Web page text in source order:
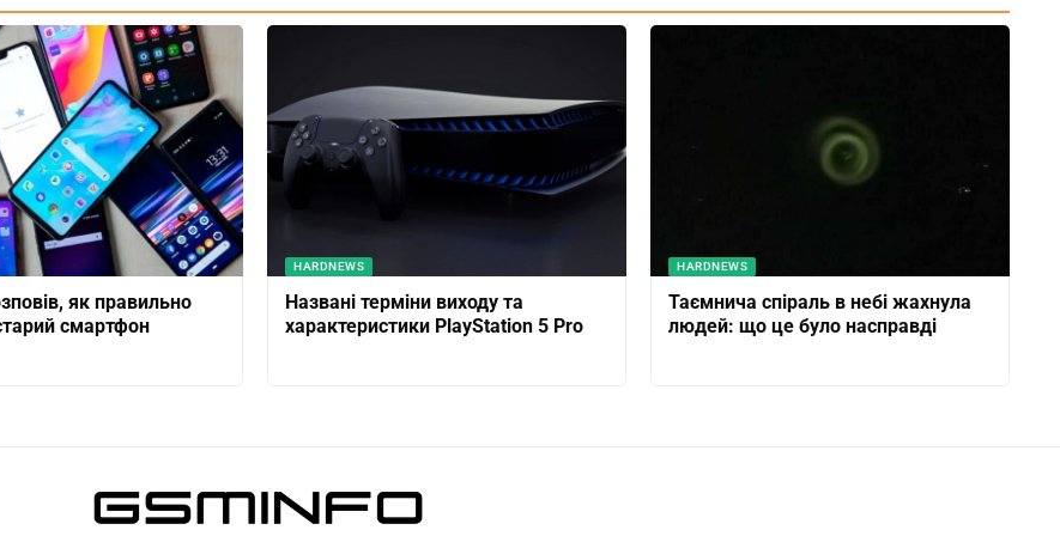
як правильно
смартфон
HARDNEWS
Названі терміни виходу та
характеристики PlayStation 5 Pro
HARDNEWS
Таємнича спіраль в небі жахнула
людей: що це було насправді